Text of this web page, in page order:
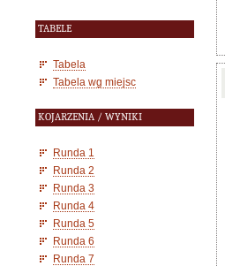
TABELE
Tabela
Tabela wg miejsc
KOJARZENIA / WYNIKI
Runda 1
Runda 2
Runda 3
Runda 4
Runda 5
Runda 6
Runda 7